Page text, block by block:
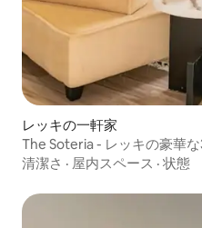
レッキの一軒家
The Soteria - レッキの豪華
清潔さ · 屋内スペース · 状態